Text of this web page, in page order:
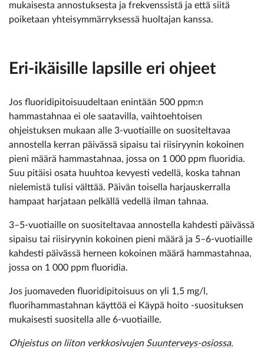
mukaisesta annostuksesta ja frekvenssistä ja että siitä
poiketaan yhteisymmärryksessä huoltajan kanssa.
Eri-ikäisille lapsille eri ohjeet
Jos fluoridipitoisuudeltaan enintään 500 ppm:n
hammastahnaa ei ole saatavilla, vaihtoehtoisen
ohjeistuksen mukaan alle 3-vuotiaille on suositeltavaa
annostella kerran päivässä sipaisu tai riisiryynin kokoinen
pieni määrä hammastahnaa, jossa on 1 000 ppm fluoridia.
Suu pitäisi osata huuhtoa kevyesti vedellä, koska tahnan
nielemistä tulisi välttää. Päivän toisella harjauskerralla
hampaat harjataan pelkällä vedellä ilman tahnaa.
3–5-vuotiaille on suositeltavaa annostella kahdesti päivässä
sipaisu tai riisiryynin kokoinen pieni määrä ja 5–6-vuotiaille
kahdesti päivässä herneen kokoinen määrä hammastahnaa,
jossa on 1 000 ppm fluoridia.
Jos juomaveden fluoridipitoisuus on yli 1,5 mg/l,
fluorihammastahnan käyttöä ei Käypä hoito -suosituksen
mukaisesti suositella alle 6-vuotiaille.
Ohjeistus on liiton verkkosivujen Suunterveys-osiossa.